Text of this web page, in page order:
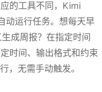
的工具不同，Kimi
动运行任务。想每天早
成周报？在指定时间
时间、输出格式和约束
，无需手动触发。